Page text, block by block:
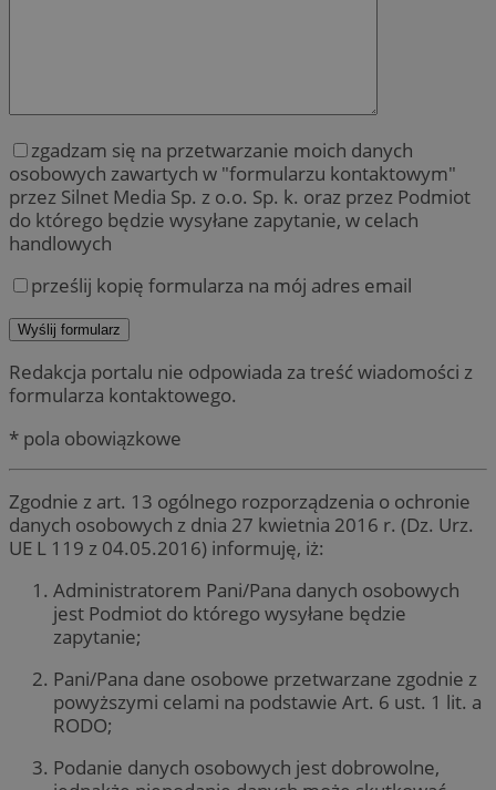
zgadzam się na przetwarzanie moich danych
osobowych zawartych w "formularzu kontaktowym"
przez Silnet Media Sp. z o.o. Sp. k. oraz przez Podmiot
do którego będzie wysyłane zapytanie, w celach
handlowych
prześlij kopię formularza na mój adres email
Redakcja portalu nie odpowiada za treść wiadomości z
formularza kontaktowego.
* pola obowiązkowe
Zgodnie z art. 13 ogólnego rozporządzenia o ochronie
danych osobowych z dnia 27 kwietnia 2016 r. (Dz. Urz.
UE L 119 z 04.05.2016) informuję, iż:
Administratorem Pani/Pana danych osobowych
jest Podmiot do którego wysyłane będzie
zapytanie;
Pani/Pana dane osobowe przetwarzane zgodnie z
powyższymi celami na podstawie Art. 6 ust. 1 lit. a
RODO;
Podanie danych osobowych jest dobrowolne,